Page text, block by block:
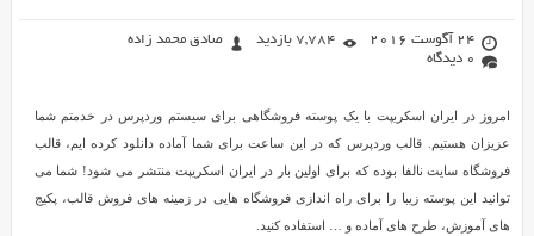
24 آگوست 2016 7,784 بازدید
صادق محمد زاده
0 دیدگاه
امروز در ایران اسکریپت با یک پوسته فروشگاهی برای سیستم وردپرس در خدمتم شما
عزیزان هستیم. قالب وردپرس که در این ساعت برای شما آماده دانلود کرده ایم، قالب
فروشگاه سایت نالفا بوده که برای اولین بار در ایران اسکریپت منتشر می شود! شما می
توانید این پوسته زیبا را برای راه اندازی فروشگاه هایی در زمینه های فروش قالب، پکیج
های آموزش، طرح های آماده و … استفاده کنید.